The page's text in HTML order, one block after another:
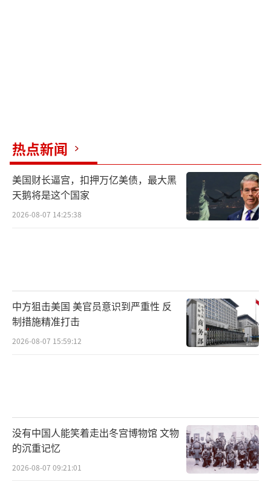
热点新闻
美国财长逼宫，扣押万亿美债，最大黑
天鹅将是这个国家
2026-08-07 14:25:38
中方狙击美国 美官员意识到严重性 反
制措施精准打击
2026-08-07 15:59:12
没有中国人能笑着走出冬宫博物馆 文物
的沉重记忆
2026-08-07 09:21:01